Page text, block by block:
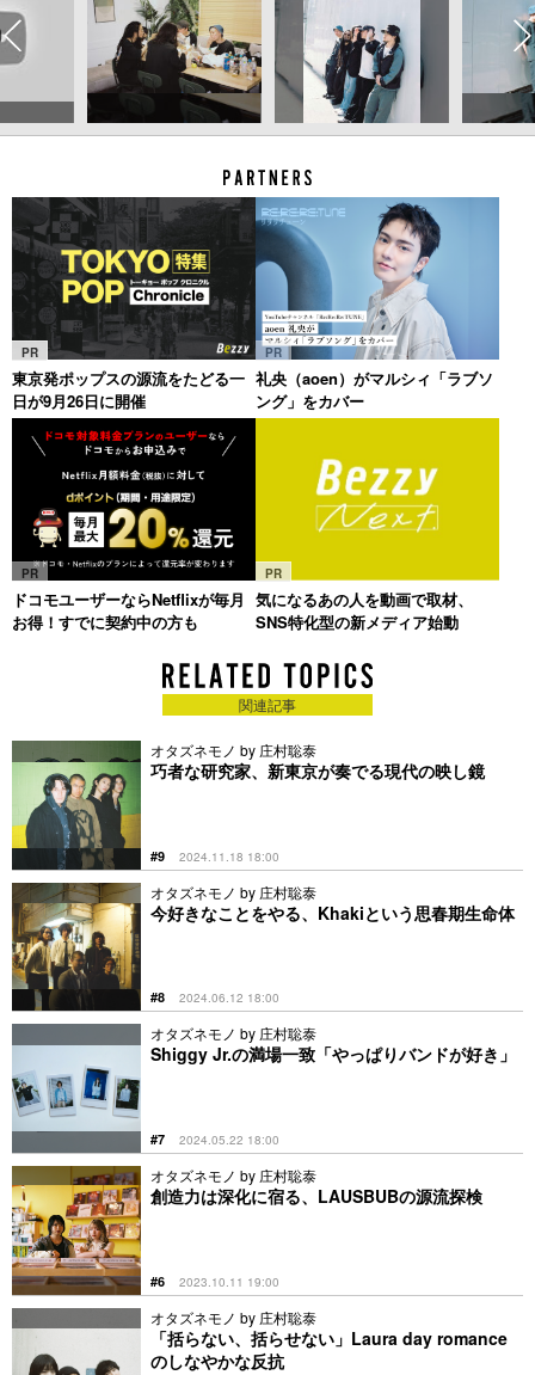
PR
東京発ポップスの源流をたどる一
日が9月26日に開催
PR
礼央（aoen）がマルシィ「ラブソ
ング」をカバー
PR
ドコモユーザーならNetflixが毎月
お得！すでに契約中の方も
PR
気になるあの人を動画で取材、
SNS特化型の新メディア始動
関連記事
オタズネモノ by 庄村聡泰
巧者な研究家、新東京が奏でる現代の映し鏡
#9 2024.11.18 18:00
オタズネモノ by 庄村聡泰
今好きなことをやる、Khakiという思春期生命体
#8 2024.06.12 18:00
オタズネモノ by 庄村聡泰
Shiggy Jr.の満場一致「やっぱりバンドが好き」
#7 2024.05.22 18:00
オタズネモノ by 庄村聡泰
創造力は深化に宿る、LAUSBUBの源流探検
#6 2023.10.11 19:00
オタズネモノ by 庄村聡泰
「括らない、括らせない」Laura day romance
のしなやかな反抗